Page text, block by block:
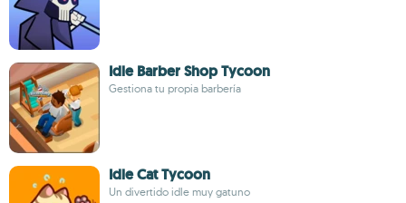
Idle Barber Shop Tycoon
Gestiona tu propia barbería
Idle Cat Tycoon
Un divertido idle muy gatuno